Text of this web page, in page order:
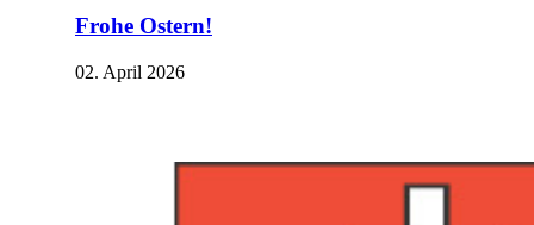
Frohe Ostern!
02. April 2026